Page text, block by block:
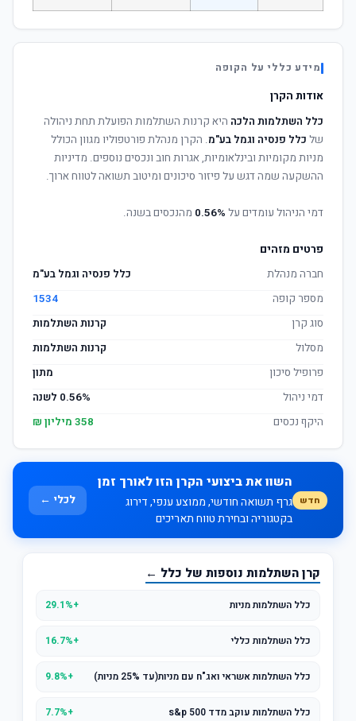
מידע כללי על הקופה
אודות הקרן
כלל השתלמות הלכה היא קרנות השתלמות הפועלת תחת ניהולה
של כלל פנסיה וגמל בע"מ. הקרן מנהלת פורטפוליו מגוון הכולל
מניות מקומיות ובינלאומיות, אגרות חוב ונכסים נוספים. מדיניות
ההשקעה שמה דגש על פיזור סיכונים ומיטוב תשואה לטווח ארוך.
דמי הניהול עומדים על 0.56% מהנכסים בשנה.
פרטים מזהים
חברה מנהלת
כלל פנסיה וגמל בע"מ
מספר קופה
1534
סוג קרן
קרנות השתלמות
מסלול
קרנות השתלמות
פרופיל סיכון
מתון
דמי ניהול
0.56% לשנה
היקף נכסים
358 מיליון ₪
חדש
השוו את ביצועי הקרן הזו לאורך זמן
גרף תשואה חודשי, ממוצע ענפי, דירוג
בקטגוריה ובחירת טווח תאריכים
לכלי ←
קרן השתלמות נוספות של כלל ←
כלל השתלמות מניות +29.1%
כלל השתלמות כללי +16.7%
כלל השתלמות אשראי ואג"ח עם מניות(עד 25% מניות) +9.8%
כלל השתלמות עוקב מדד s&p 500 +7.7%